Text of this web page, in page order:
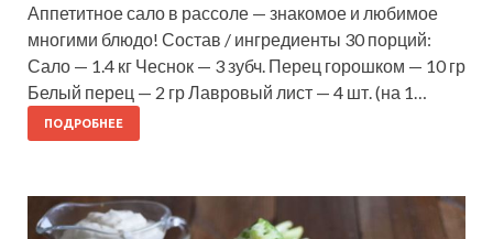
Аппетитное сало в рассоле — знакомое и любимое
многими блюдо! Состав / ингредиенты 30 порций:
Сало — 1.4 кг Чеснок — 3 зубч. Перец горошком — 10 гр
Белый перец — 2 гр Лавровый лист — 4 шт. (на 1…
ПОДРОБНЕЕ